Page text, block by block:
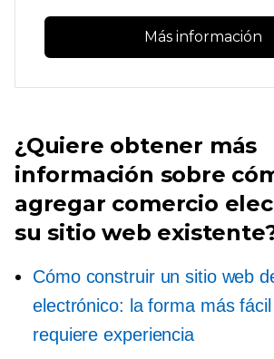
Más información
¿Quiere obtener más
información sobre
agregar comercio
su sitio web
Cómo construir un sitio web
electrónico: la forma más
requiere experiencia